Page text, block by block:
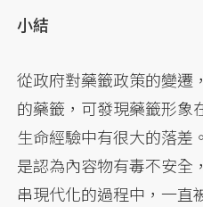
小結
從政府對藥籤政策的變遷
的藥籤，可發現藥籤形象
生命經驗中有很大的落差
是認為內容物有毒不安全
串現代化的過程中，一直